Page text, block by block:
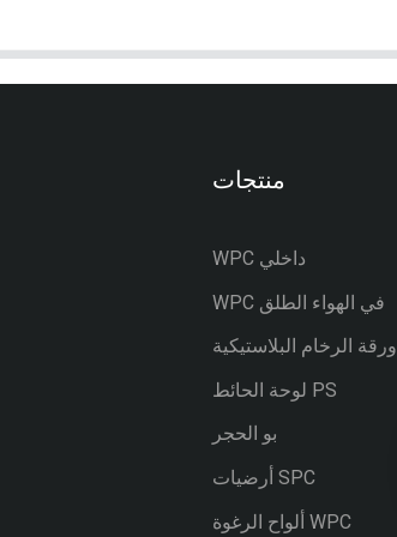
منتجات
WPC داخلي
WPC في الهواء الطلق
ورقة الرخام البلاستيكية
لوحة الحائط PS
بو الحجر
أرضيات SPC
ألواح الرغوة WPC